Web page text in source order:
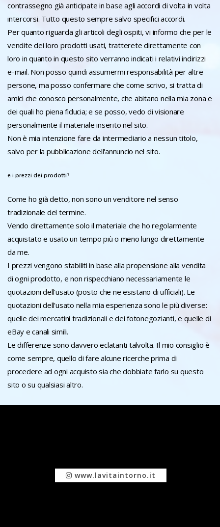
contrassegno già anticipate in base agli accordi di volta in volta
intercorsi. Tutto questo sempre salvo specifici accordi.
Per quanto riguarda gli articoli degli ospiti, vi informo che per le
vendite dei loro prodotti usati, tratterete direttamente con
loro in quanto in questo sito verranno indicati i relativi indirizzi
e-mail. Non posso quindi assumermi responsabilità per altre
persone, ma posso confermare che come scrivo, si tratta di
amici che conosco personalmente, che abitano nella mia zona e
dei quali ho piena fiducia; e se posso, vedo di visionare
personalmente il materiale inserito nel sito.
Non è mia intenzione fare da intermediario a nessun titolo,
salvo per la pubblicazione dell'annuncio nel sito.
e i prezzi dei prodotti?
Come ho già detto, non sono un venditore nel senso
tradizionale del termine.
Vendo direttamente solo il materiale che ho regolarmente
acquistato e usato un tempo più o meno lungo direttamente
da me.
I prezzi vengono stabiliti in base alla propensione alla vendita
di ogni prodotto, e non rispecchiano necessariamente le
quotazioni dell'usato (posto che ne esistano di ufficiali). Le
quotazioni dell'usato nella mia esperienza sono le più diverse:
quelle dei mercatini tradizionali e dei fotonegozianti, e quelle di
eBay e canali simili.
Le differenze sono davvero eclatanti talvolta. Il mio consiglio è
come sempre, quello di fare alcune ricerche prima di
procedere ad ogni acquisto sia che dobbiate farlo su questo
sito o su qualsiasi altro.
www.lavitaintorno.it